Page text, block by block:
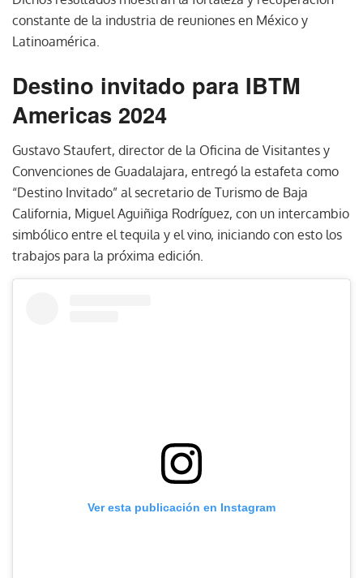
constante de la industria de reuniones en México y
Latinoamérica.
Destino invitado para IBTM
Americas 2024
Gustavo Staufert, director de la Oficina de Visitantes y
Convenciones de Guadalajara, entregó la estafeta como
“Destino Invitado” al secretario de Turismo de Baja
California, Miguel Aguiñiga Rodríguez, con un intercambio
simbólico entre el tequila y el vino, iniciando con esto los
trabajos para la próxima edición.
Ver esta publicación en Instagram